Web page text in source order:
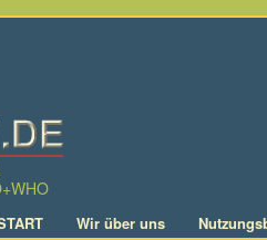
Wir über uns